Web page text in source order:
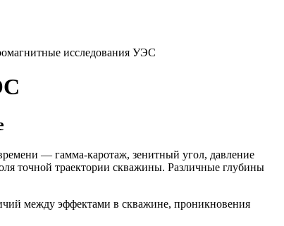
исследования УЭС
— гамма-каротаж, зенитный угол, давление
точной траектории скважины. Различные глубины
между эффектами в скважине, проникновения